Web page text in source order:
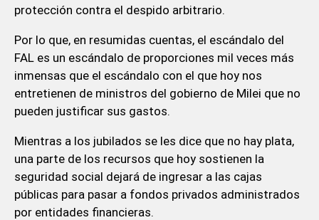
protección contra el despido arbitrario.
Por lo que, en resumidas cuentas, el escándalo del
FAL es un escándalo de proporciones mil veces más
inmensas que el escándalo con el que hoy nos
entretienen de ministros del gobierno de Milei que no
pueden justificar sus gastos.
Mientras a los jubilados se les dice que no hay plata,
una parte de los recursos que hoy sostienen la
seguridad social dejará de ingresar a las cajas
públicas para pasar a fondos privados administrados
por entidades financieras.